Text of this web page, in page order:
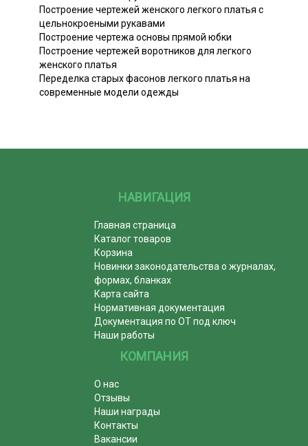
Построение чертежей женского легкого платья с
цельнокроеными рукавами
Построение чертежа основы прямой юбки
Построение чертежей воротников для легкого
женского платья
Переделка старых фасонов легкого платья на
современные модели одежды
НАВИГАЦИЯ
Главная страница
Каталог товаров
Корзина
Новинки законодательства о журналах,
формах, бланках
Карта сайта
Нормативная документация
Документация по ОТ под ключ
Наши работы
КОМПАНИЯ
О нас
Отзывы
Наши награды
Контакты
Вакансии